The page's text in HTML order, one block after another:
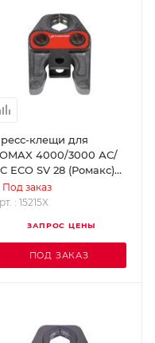
клещи для
4000/3000 АС/
ECO SV 28 (Ромакс)
15215X
Под заказ
: 15215X
ЗАПРОС ЦЕНЫ
ПОД ЗАКАЗ